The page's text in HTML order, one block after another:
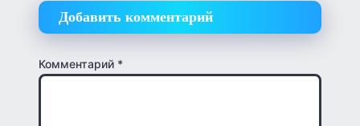
Добавить комментарий
Комментарий *